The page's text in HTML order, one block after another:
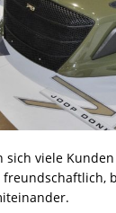
sich viele